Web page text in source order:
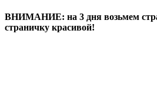
ВНИМАНИЕ: на 3 дня возьмем
страничку красивой!